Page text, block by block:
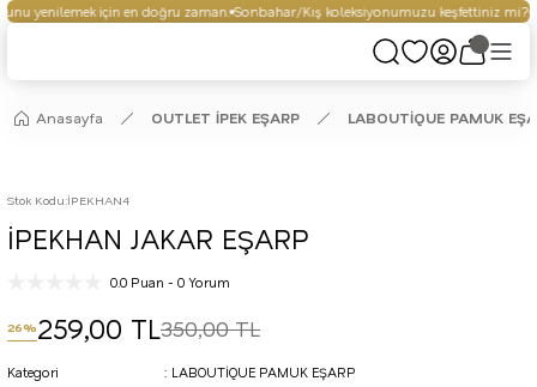
yenilemek için en doğru zaman. Sonbahar/Kış koleksiyonumuzu keşfettiniz mi?
Anasayfa OUTLET İPEK EŞARP LABOUTİQUE PAMUK
Stok Kodu:İPEKHAN4
İPEKHAN JAKAR EŞARP
0.0 Puan - 0 Yorum
26%259,00 TL350,00 TL
Kategori
LABOUTİQUE PAMUK EŞARP